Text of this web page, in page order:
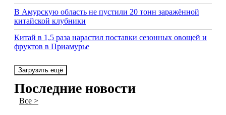
В Амурскую область не пустили 20 тонн заражённой
китайской клубники
Китай в 1,5 раза нарастил поставки сезонных овощей и
фруктов в Приамурье
Загрузить ещё
Последние новости
Все >